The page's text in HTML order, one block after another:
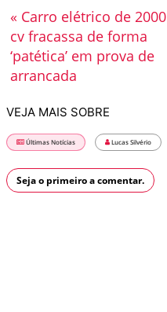
« Carro elétrico de 2000
cv fracassa de forma
‘patética’ em prova de
arrancada
VEJA MAIS SOBRE
Últimas Notícias Lucas Silvério
Seja o primeiro a comentar.